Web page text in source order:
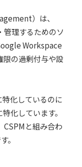
）は、
管理するためのソ
Workspace
限の過剰付与や設
化しているのに
化しています。
CSPMと組み合わ
。